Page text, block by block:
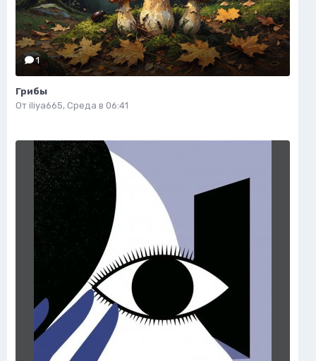
1
Грибы
От iliya665, Среда в 06:41